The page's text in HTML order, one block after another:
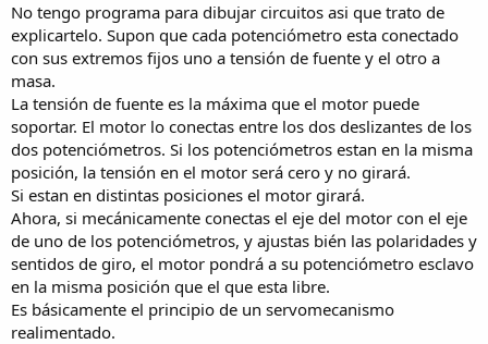
No tengo programa para dibujar circuitos asi que trato de
explicartelo. Supon que cada potenciómetro esta conectado
con sus extremos fijos uno a tensión de fuente y el otro a
masa.
La tensión de fuente es la máxima que el motor puede
soportar. El motor lo conectas entre los dos deslizantes de los
dos potenciómetros. Si los potenciómetros estan en la misma
posición, la tensión en el motor será cero y no girará.
Si estan en distintas posiciones el motor girará.
Ahora, si mecánicamente conectas el eje del motor con el eje
de uno de los potenciómetros, y ajustas bién las polaridades y
sentidos de giro, el motor pondrá a su potenciómetro esclavo
en la misma posición que el que esta libre.
Es básicamente el principio de un servomecanismo
realimentado.